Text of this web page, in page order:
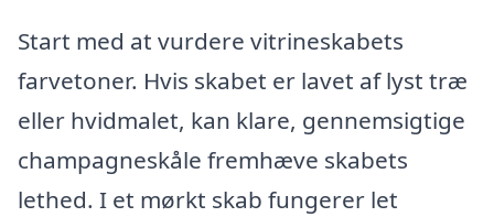
Start med at vurdere vitrineskabets
farvetoner. Hvis skabet er lavet af lyst træ
eller hvidmalet, kan klare, gennemsigtige
champagneskåle fremhæve skabets
lethed. I et mørkt skab fungerer let